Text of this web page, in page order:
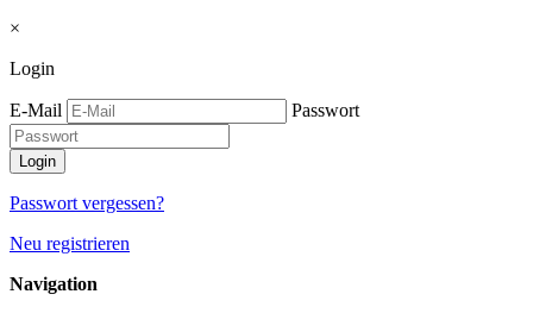
×
Login
E-Mail Passwort
Passwort vergessen?
Neu registrieren
Navigation